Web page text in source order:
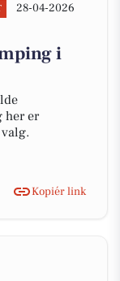
28-04-2026
i
her er
Kopiér link